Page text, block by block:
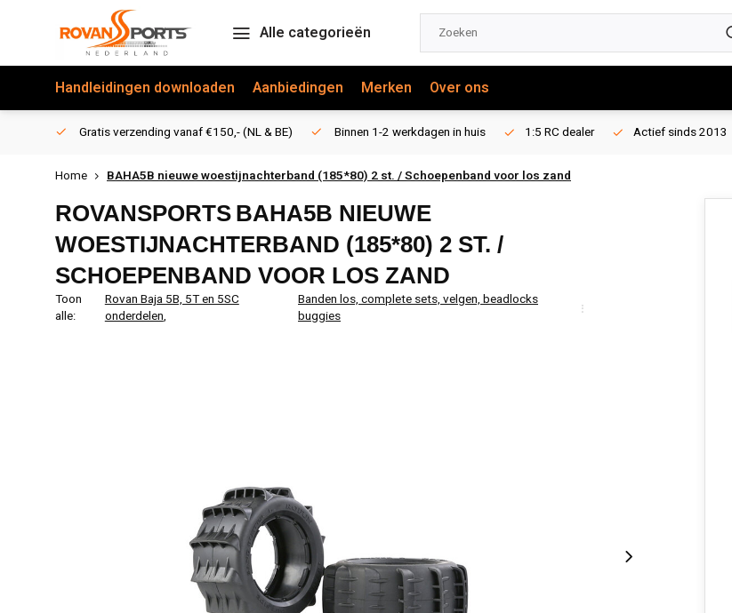
Alle categorieën
Handleidingen downloaden Aanbiedingen Merken Over ons
Gratis verzending vanaf €150,- (NL & BE) Binnen 1-2 werkdagen in huis 1:5 RC dealer Actief sinds 2013
Home BAHA5B nieuwe woestijnachterband (185*80) 2 st. / Schoepenband voor los zand
ROVANSPORTS BAHA5B NIEUWE
WOESTIJNACHTERBAND (185*80) 2 ST. /
SCHOEPENBAND VOOR LOS ZAND
Toon
alle:
Rovan Baja 5B, 5T en 5SC
onderdelen,
Banden los, complete sets, velgen, beadlocks
buggies